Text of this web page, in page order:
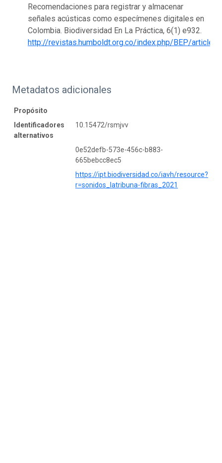
Recomendaciones para registrar y almacenar
señales acústicas como especímenes digitales en
Colombia. Biodiversidad En La Práctica, 6(1) e932.
http://revistas.humboldt.org.co/index.php/BEP/article/
Metadatos adicionales
Propósito
Identificadores
alternativos
10.15472/rsmjvv
0e52defb-573e-456c-b883-
665bebcc8ec5
https://ipt.biodiversidad.co/iavh/resource?
r=sonidos_latribuna-fibras_2021